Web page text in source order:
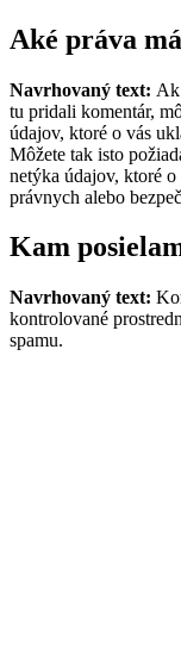
Aké práva
Navrhovaný text: Ak
tu pridali komentár,
údajov, ktoré o vás
Môžete tak isto
netýka údajov, ktoré
právnych alebo
Kam
Navrhovaný text:
kontrolované
spamu.